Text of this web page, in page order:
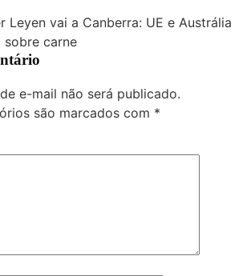
Leyen vai a Canberra: UE e Austrália
carne
e-mail não será publicado.
são marcados com *